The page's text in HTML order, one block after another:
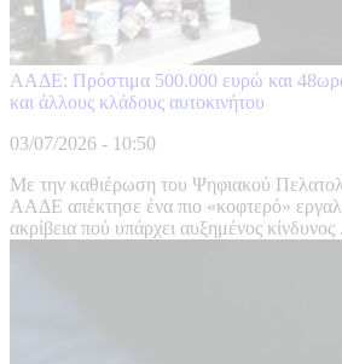
ΑΑΔΕ: Πρόστιμα 500.000 ευρώ και
και άλλους κλάδους αυτοκινήτου
03/07/2026 - 10:50
Με την καθιέρωση του Ψηφιακού
ΑΑΔΕ απέκτησε ένα πιο «κοφτερό»
ακρίβεια πού υπάρχει αυξημένος κίνδυνος